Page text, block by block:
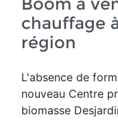
chauffage
région
L'absence de
nouveau Centre
biomasse